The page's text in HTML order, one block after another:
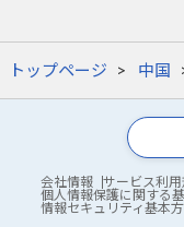
トップページ 中国
会社情報 サービス利用
個人情報保護に関する
情報セキュリティ基本